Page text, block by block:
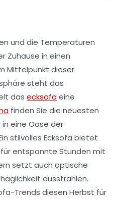
und die Temperaturen
Zuhause in einen
Mittelpunkt dieser
steht das
das ecksofaeine
finden Sie die neuesten
in eine Oase der
stilvolles Ecksofa bietet
entspannte Stunden mit
setzt auch optische
ausstrahlen.
Trends diesen Herbst für